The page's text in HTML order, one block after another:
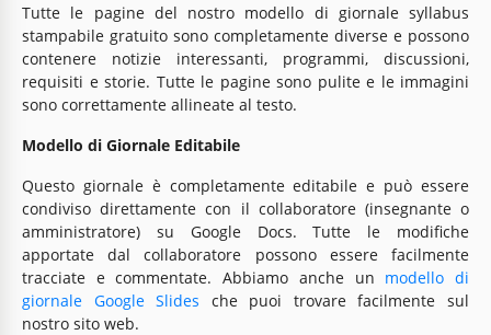
Tutte le pagine del nostro modello di giornale syllabus
stampabile gratuito sono completamente diverse e possono
contenere notizie interessanti, programmi, discussioni,
requisiti e storie. Tutte le pagine sono pulite e le immagini
sono correttamente allineate al testo.
Modello di Giornale Editabile
Questo giornale è completamente editabile e può essere
condiviso direttamente con il collaboratore (insegnante o
amministratore) su Google Docs. Tutte le modifiche
apportate dal collaboratore possono essere facilmente
tracciate e commentate. Abbiamo anche un modello di
giornale Google Slides che puoi trovare facilmente sul
nostro sito web.